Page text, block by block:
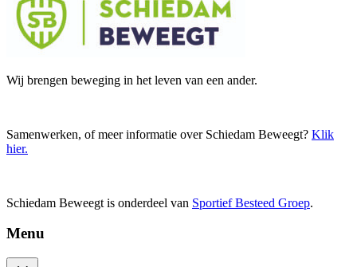
Wij brengen beweging in het leven van een ander.
Samenwerken, of meer informatie over Schiedam Beweegt? Klik
hier.
Schiedam Beweegt is onderdeel van Sportief Besteed Groep.
Menu